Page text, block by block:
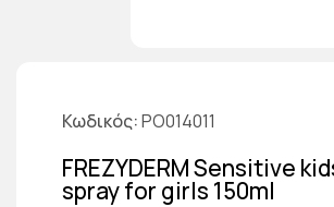
Κωδικός PO014011
FREZYDERM Sensitive
spray for girls 150ml